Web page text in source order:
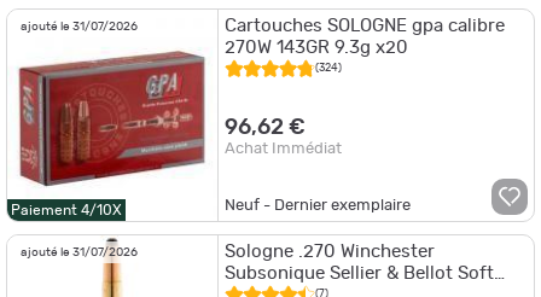
ajouté le 31/07/2026
Paiement 4/10X
Cartouches SOLOGNE gpa calibre
270W 143GR 9.3g x20
(324)
96,62 €
Achat Immédiat
Neuf - Dernier exemplaire
ajouté le 31/07/2026
Sologne .270 Winchester
Subsonique Sellier & Bellot Soft
(7)